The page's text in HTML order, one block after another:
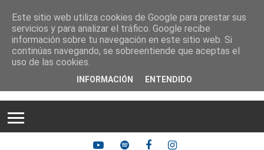
Este sitio web utiliza cookies de Google para prestar sus
servicios y para analizar el tráfico. Google recibe
información sobre tu navegación en este sitio web. Si
continúas navegando, se sobreentiende que aceptas el
uso de las cookies.
INFORMACIÓN ENTENDIDO